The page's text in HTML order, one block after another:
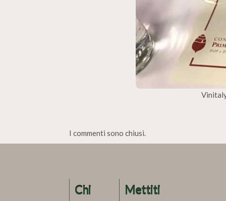
I commenti sono chiusi.
Chi
Mettiti